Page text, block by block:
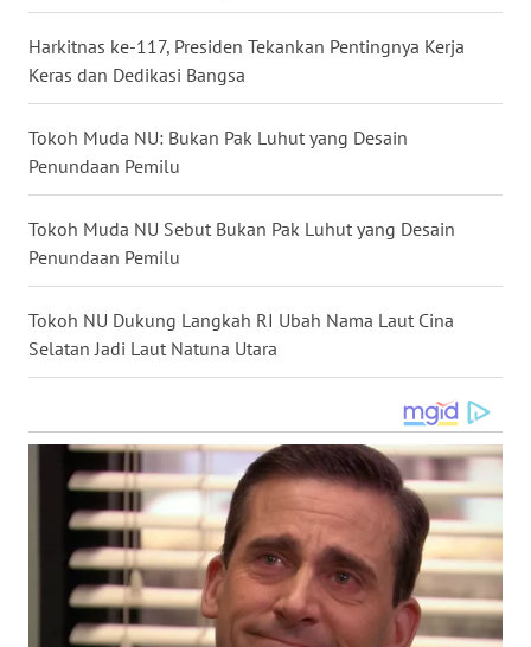
Harkitnas ke-117, Presiden Tekankan Pentingnya Kerja
Keras dan Dedikasi Bangsa
Tokoh Muda NU: Bukan Pak Luhut yang Desain
Penundaan Pemilu
Tokoh Muda NU Sebut Bukan Pak Luhut yang Desain
Penundaan Pemilu
Tokoh NU Dukung Langkah RI Ubah Nama Laut Cina
Selatan Jadi Laut Natuna Utara
WN
KALTIM
WN
SULSEL
WN
GORONTALO
WN
SULUT
MALUKU
WN
MALUT
WN
DAIRI